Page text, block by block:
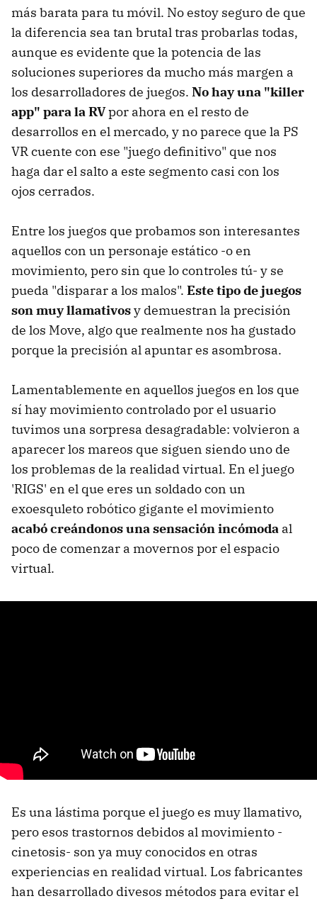
más barata para tu móvil. No estoy seguro de que
la diferencia sea tan brutal tras probarlas todas,
aunque es evidente que la potencia de las
soluciones superiores da mucho más margen a
los desarrolladores de juegos. No hay una "killer
app" para la RVpor ahora en el resto de
desarrollos en el mercado, y no parece que la PS
VR cuente con ese "juego definitivo" que nos
haga dar el salto a este segmento casi con los
ojos cerrados.
Entre los juegos que probamos son interesantes
aquellos con un personaje estático -o en
movimiento, pero sin que lo controles tú- y se
pueda "disparar a los malos". Este tipo de juegos
son muy llamativosy demuestran la precisión
de los Move, algo que realmente nos ha gustado
porque la precisión al apuntar es asombrosa.
Lamentablemente en aquellos juegos en los que
sí hay movimiento controlado por el usuario
tuvimos una sorpresa desagradable: volvieron a
aparecer los mareos que siguen siendo uno de
los problemas de la realidad virtual. En el juego
'RIGS' en el que eres un soldado con un
exoesquleto robótico gigante el movimiento
acabó creándonos una sensación incómoda al
poco de comenzar a movernos por el espacio
virtual.
Es una lástima porque el juego es muy llamativo,
pero esos trastornos debidos al movimiento -
cinetosis- son ya muy conocidos en otras
experiencias en realidad virtual. Los fabricantes
han desarrollado divesos métodos para evitar el